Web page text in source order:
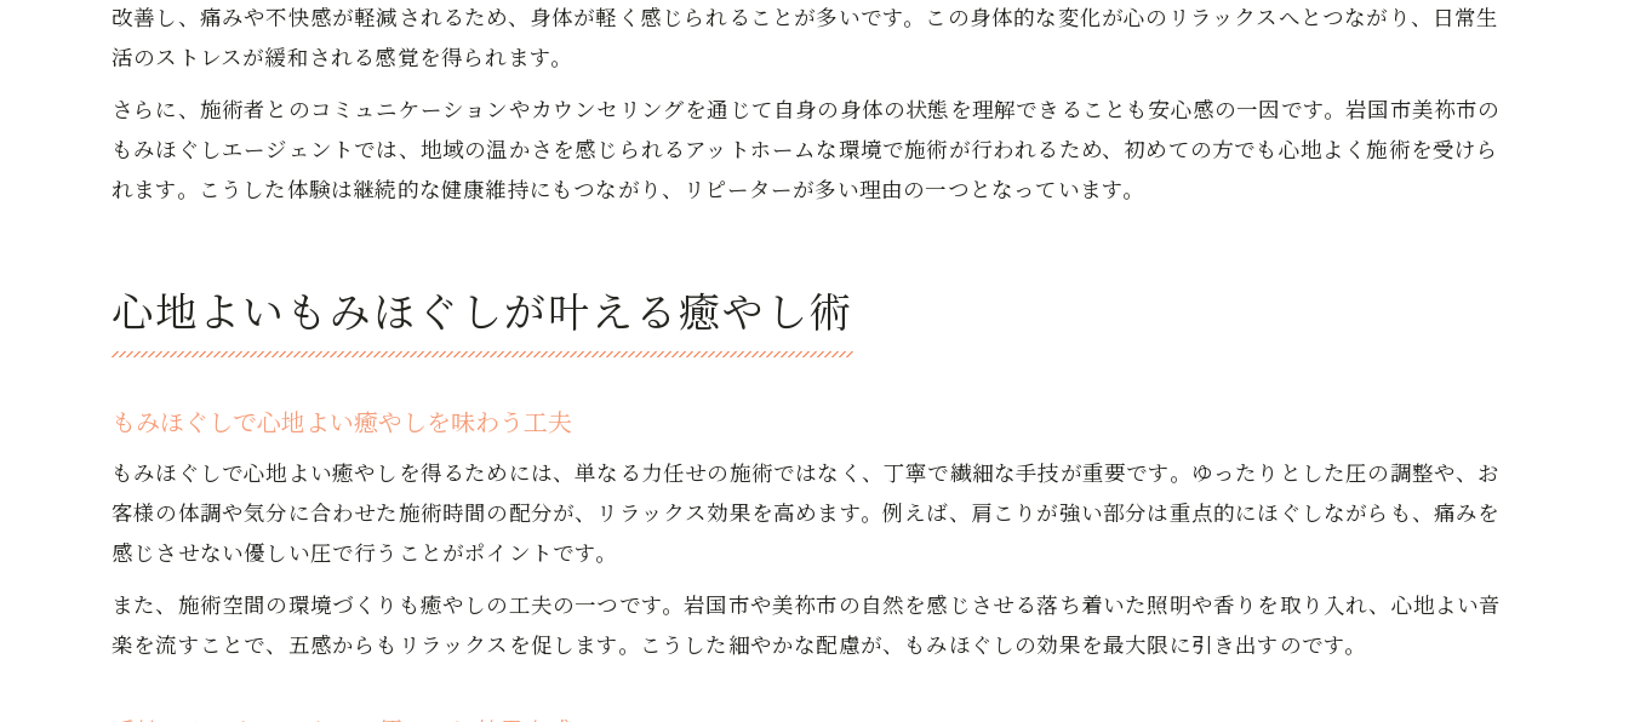
改善し、痛みや不快感が軽減されるため、身体が軽く感じられることが多いです。この身体的な変化が心のリラックスへとつながり、日常生
活のストレスが緩和される感覚を得られます。
さらに、施術者とのコミュニケーションやカウンセリングを通じて自身の身体の状態を理解できることも安心感の一因です。岩国市美祢市の
もみほぐしエージェントでは、地域の温かさを感じられるアットホームな環境で施術が行われるため、初めての方でも心地よく施術を受けら
れます。こうした体験は継続的な健康維持にもつながり、リピーターが多い理由の一つとなっています。
心地よいもみほぐしが叶える癒やし術
もみほぐしで心地よい癒やしを味わう工夫
もみほぐしで心地よい癒やしを得るためには、単なる力任せの施術ではなく、丁寧で繊細な手技が重要です。ゆったりとした圧の調整や、お
客様の体調や気分に合わせた施術時間の配分が、リラックス効果を高めます。例えば、肩こりが強い部分は重点的にほぐしながらも、痛みを
感じさせない優しい圧で行うことがポイントです。
また、施術空間の環境づくりも癒やしの工夫の一つです。岩国市や美祢市の自然を感じさせる落ち着いた照明や香りを取り入れ、心地よい音
楽を流すことで、五感からもリラックスを促します。こうした細やかな配慮が、もみほぐしの効果を最大限に引き出すのです。